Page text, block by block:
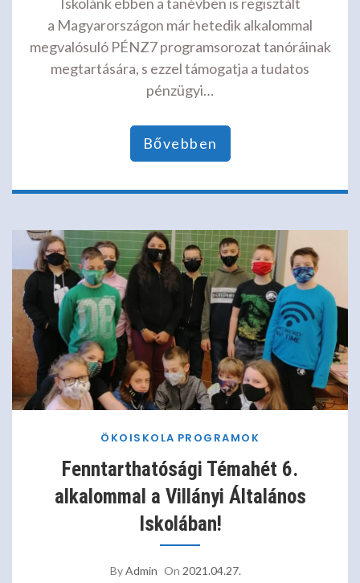
a Magyarországon már hetedik alkalommal
megvalósuló PÉNZ7 programsorozat tanóráinak
megtartására, s ezzel támogatja a tudatos
pénzügyi…
Bővebben
ÖKOISKOLA PROGRAMOK
Fenntarthatósági Témahét 6.
alkalommal a Villányi Általános
Iskolában!
ByAdmin On 2021.04.27.